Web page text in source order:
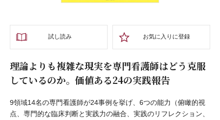
試し読み お気に入りに登録
理論よりも複雑な現実を専門看護師はどう克服
しているのか。価値ある24の実践報告
9領域14名の専門看護師が24事例を挙げ、6つの能力（俯瞰的視
点、専門的な臨床判断と実践力の融合、実践のリフレクション、